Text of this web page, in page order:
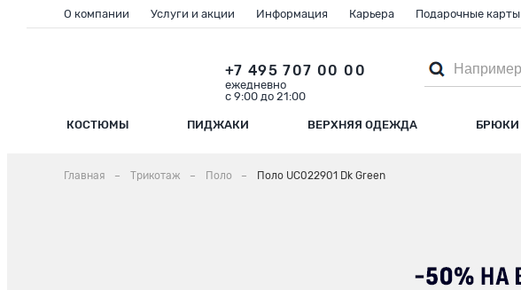
КОСТЮМЫ ПИДЖАКИ ВЕРХНЯЯ ОДЕЖДА БРЮКИ
+7 495 707 00 00
ежедневно
с 9:00 до 21:00
О компании Услуги и акции Информация Карьера Подарочные карты
Главная Трикотаж Поло Поло UC022901 Dk Green